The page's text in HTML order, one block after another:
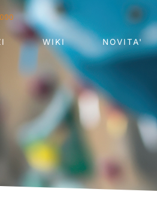
WIKI NOVITA'